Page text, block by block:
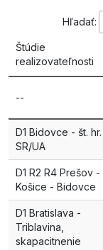
Hľadať:
Štúdie
realizovateľnosti
--
D1 Bidovce - št. hr.
SR/UA
D1 R2 R4 Prešov -
Košice - Bidovce
D1 Bratislava -
Triblavina,
skapacitnenie